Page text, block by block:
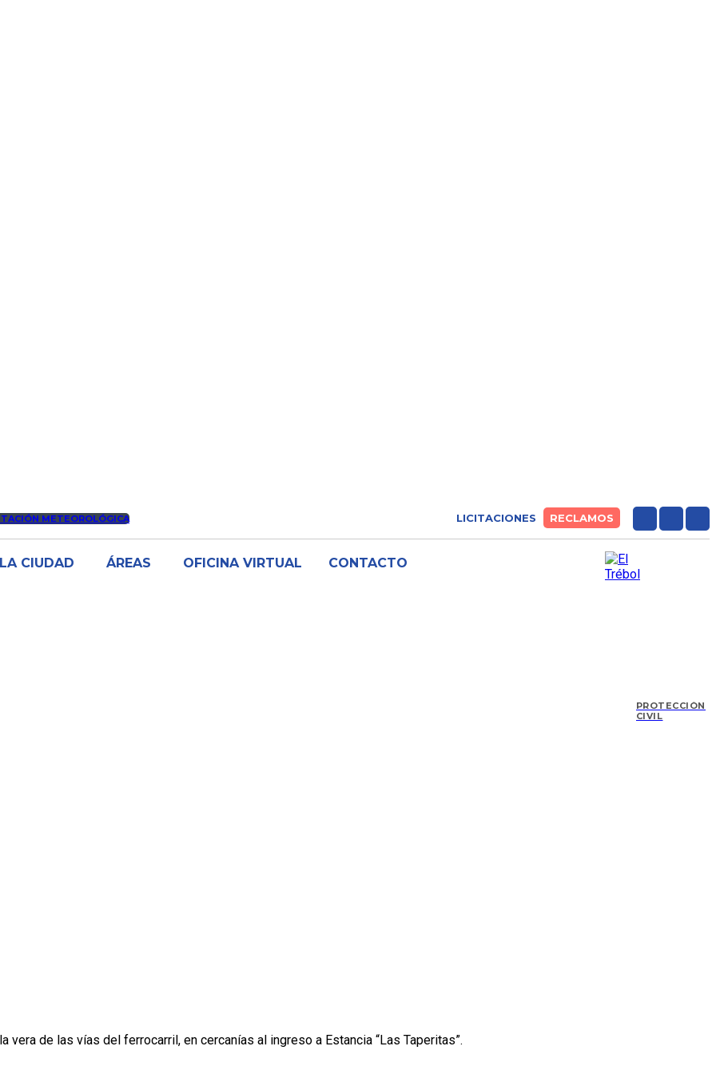
METEOROLÓGICA LICITACIONES RECLAMOS
LA CIUDAD ÁREAS OFICINA VIRTUAL CONTACTO
PROTECCIÓN
CIVIL
de las vías del ferrocarril, en cercanías al ingreso a Estancia “Las Taperitas”.